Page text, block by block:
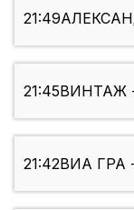
21:49
21:45ВИНТАЖ
21:42ВИА ГРА